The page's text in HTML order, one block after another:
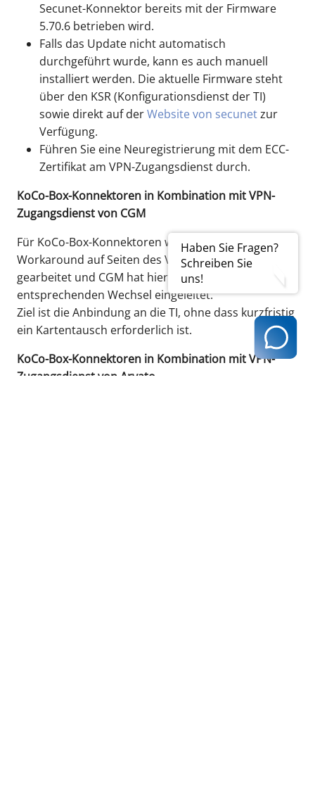
Haben Sie Fragen?
Schreiben Sie
uns!
Secunet-Konnektor bereits mit der Firmware
5.70.6 betrieben wird.
Falls das Update nicht automatisch
durchgeführt wurde, kann es auch manuell
installiert werden. Die aktuelle Firmware steht
über den KSR (Konfigurationsdienst der TI)
sowie direkt auf derWebsite von secunetzur
Verfügung.
Führen Sie eine Neuregistrierung mit dem ECC-
Zertifikat am VPN-Zugangsdienst durch.
KoCo-Box-Konnektoren in Kombination mit VPN-
Zugangsdienst von CGM
Für KoCo-Box-Konnektoren wird derzeit an einem
Workaround auf Seiten des VPN-Zugangsdienstes
gearbeitet und CGM hat hierfür einen
entsprechenden Wechsel eingeleitet.
Ziel ist die Anbindung an die TI, ohne dass kurzfristig
ein Kartentausch erforderlich ist.
KoCo-Box-Konnektoren in Kombination mit VPN-
Zugangsdienst von Arvato